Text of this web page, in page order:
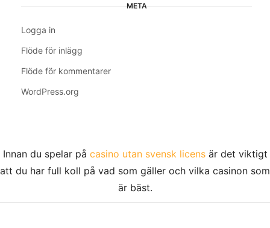
META
Logga in
Flöde för inlägg
Flöde för kommentarer
WordPress.org
Innan du spelar på casino utan svensk licensär det viktigt
att du har full koll på vad som gäller och vilka casinon som
är bäst.